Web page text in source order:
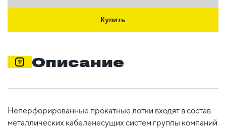
Купить
Описание
Неперфорированные прокатные лотки входят в состав
металлических кабеленесущих систем группы компаний